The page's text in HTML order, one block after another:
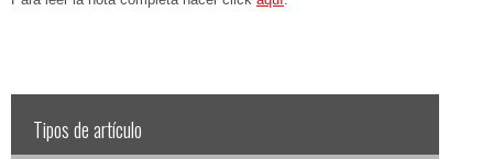
Tipos de artículo